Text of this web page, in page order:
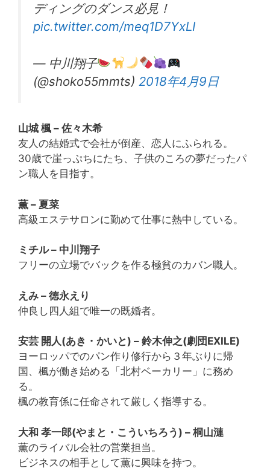
ディングのダンス必見！
pic.twitter.com/meq1D7YxLI
— 中川翔子
(@shoko55mmts) 2018年4月9日
山城 楓 – 佐々木希
友人の結婚式で会社が倒産、恋人にふられる。
30歳で崖っぷちにたち、子供のころの夢だったパ
ン職人を目指す。
薫 – 夏菜
高級エステサロンに勤めて仕事に熱中している。
ミチル – 中川翔子
フリーの立場でバックを作る極貧のカバン職人。
えみ – 徳永えり
仲良し四人組で唯一の既婚者。
安芸 開人(あき・かいと) – 鈴木伸之(劇団EXILE)
ヨーロッパでのパン作り修行から３年ぶりに帰
国、楓が働き始める「北村ベーカリー」に務め
る。
楓の教育係に任命されて厳しく指導する。
大和 孝一郎(やまと・こういちろう) – 桐山漣
薫のライバル会社の営業担当。
ビジネスの相手として薫に興味を持つ。